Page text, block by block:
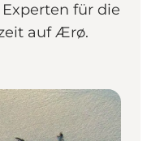
für die
auf Ærø.